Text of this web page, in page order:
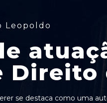
Leopoldo
se destaca como uma